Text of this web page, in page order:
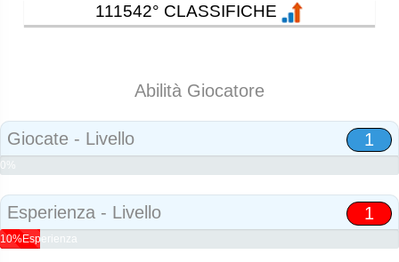
111542° CLASSIFICHE
Abilità Giocatore
Giocate - Livello 1
0%
Esperienza - Livello 1
10%Esperienza